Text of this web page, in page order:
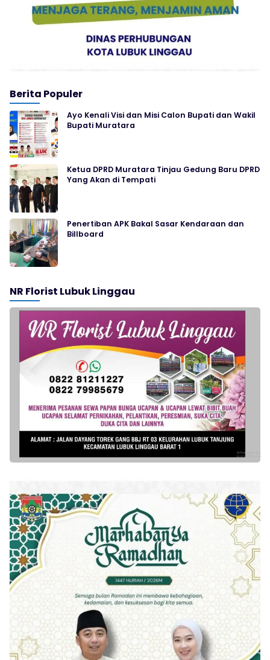
Berita Populer
Ayo Kenali Visi dan Misi Calon Bupati dan Wakil
Bupati Muratara
Ketua DPRD Muratara Tinjau Gedung Baru DPRD
Yang Akan di Tempati
Penertiban APK Bakal Sasar Kendaraan dan
Billboard
NR Florist Lubuk Linggau